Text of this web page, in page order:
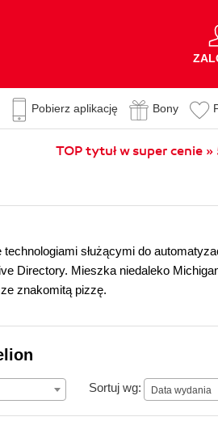
Pobierz aplikację Bony
TOP tytuł w super cenie
służącymi do
Directory. Mieszka niedaleko
znakomitą pizzę.
Sortuj wg: Data wydania
Data wydania